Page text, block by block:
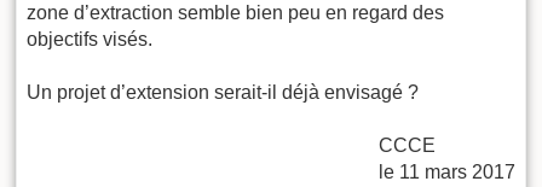
zone d’extraction semble bien peu en regard des
objectifs visés.
Un projet d’extension serait-il déjà envisagé ?
CCCE
le 11 mars 2017